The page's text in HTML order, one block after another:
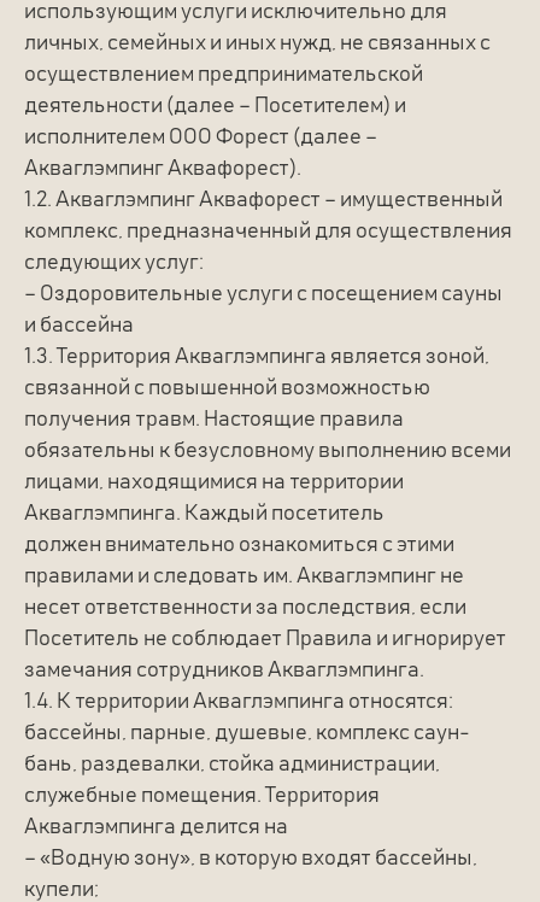
использующим услуги исключительно для
личных, семейных и иных нужд, не связанных с
осуществлением предпринимательской
деятельности (далее – Посетителем) и
исполнителем ООО Форест (далее –
Акваглэмпинг Аквафорест).
1.2. Акваглэмпинг Аквафорест – имущественный
комплекс, предназначенный для осуществления
следующих услуг:
– Оздоровительные услуги с посещением сауны
и бассейна
1.3. Территория Акваглэмпинга является зоной,
связанной с повышенной возможностью
получения травм. Настоящие правила
обязательны к безусловному выполнению всеми
лицами, находящимися на территории
Акваглэмпинга. Каждый посетитель
должен внимательно ознакомиться с этими
правилами и следовать им. Акваглэмпинг не
несет ответственности за последствия, если
Посетитель не соблюдает Правила и игнорирует
замечания сотрудников Акваглэмпинга.
1.4. К территории Акваглэмпинга относятся:
бассейны, парные, душевые, комплекс саун-
бань, раздевалки, стойка администрации,
служебные помещения. Территория
Акваглэмпинга делится на
– «Водную зону», в которую входят бассейны,
купели;